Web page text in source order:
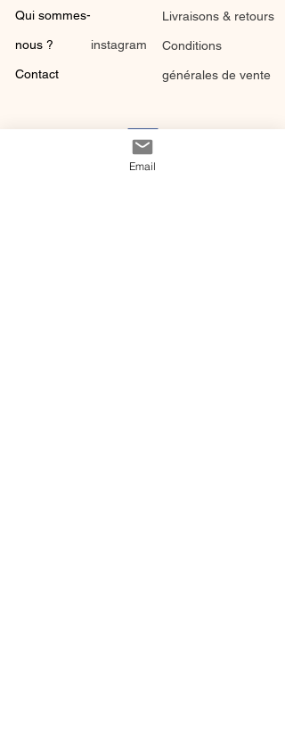
Qui sommes-
nous ?
Contact
instagram
Livraisons & retours
Conditions
générales de vente
Email